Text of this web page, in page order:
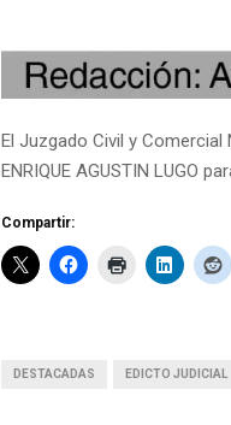
El Juzgado Civil y
ENRIQUE AGUSTIN LUGO
Compartir:
DESTACADAS EDICTO JUDICIAL